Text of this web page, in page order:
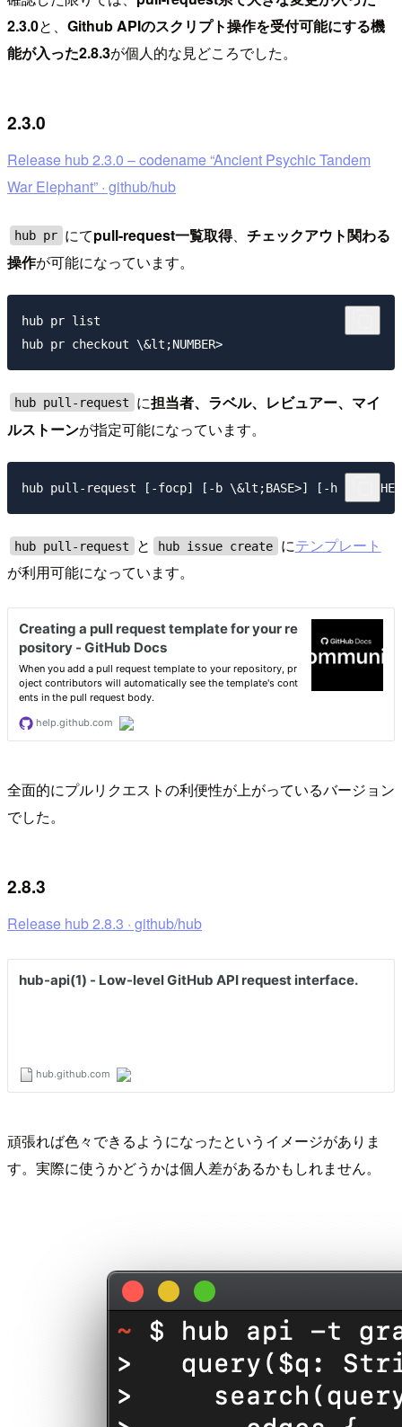
2.3.0と、 Github APIのスクリプト操作を受付可能にする機
能が入った2.8.3が個人的な見どころでした。
2.3.0
Release hub 2.3.0 – codename “Ancient Psychic Tandem
War Elephant” · github/hub
hub pr にてpull-request一覧取得、チェックアウト関わる
操作が可能になっています。
hub pr list
hub pull-request に担当者、ラベル、レビュアー、マイ
ルストーンが指定可能になっています。
hub pull-request と hub issue create にテンプレート
が利用可能になっています。
全面的にプルリクエストの利便性が上がっているバージョン
でした。
2.8.3
Release hub 2.8.3 · github/hub
頑張れば色々できるようになったというイメージがありま
す。実際に使うかどうかは個人差があるかもしれません。